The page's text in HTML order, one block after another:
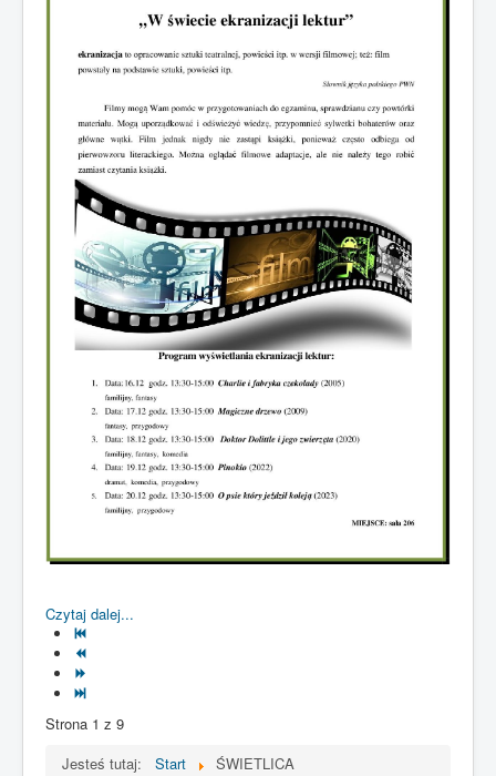
Czytaj dalej...
Strona 1 z 9
Jesteś tutaj:
Start ŚWIETLICA